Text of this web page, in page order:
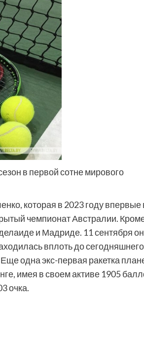
в первой сотне мирового
которая в 2023 году впервые
чемпионат Австралии.
и Мадриде. 11 сентября
вплоть до сегодняшнего
одна экс-первая ракетка
имея в своем активе 1905
очка.